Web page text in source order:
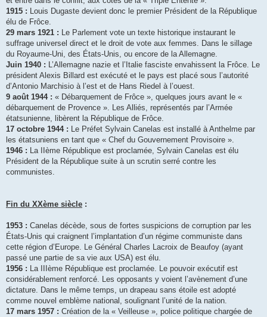
1915 : Louis Dugaste devient donc le premier Président de la République
élu de Frôce.
29 mars 1921 : Le Parlement vote un texte historique instaurant le
suffrage universel direct et le droit de vote aux femmes. Dans le sillage
du Royaume-Uni, des États-Unis, ou encore de la Allemagne.
Juin 1940 : L’Allemagne nazie et l’Italie fasciste envahissent la Frôce. Le
président Alexis Billard est exécuté et le pays est placé sous l’autorité
d’Antonio Marchisio à l’est et de Hans Riedel à l’ouest.
9 août 1944 : « Débarquement de Frôce », quelques jours avant le «
débarquement de Provence ». Les Alliés, représentés par l’Armée
étatsunienne, libèrent la République de Frôce.
17 octobre 1944 : Le Préfet Sylvain Canelas est installé à Anthelme par
les étatsuniens en tant que « Chef du Gouvernement Provisoire ».
1946 : La IIème République est proclamée, Sylvain Canelas est élu
Président de la République suite à un scrutin serré contre les
communistes.
Fin du XXème siècle :
1953 : Canelas décède, sous de fortes suspicions de corruption par les
États-Unis qui craignent l’implantation d’un régime communiste dans
cette région d’Europe. Le Général Charles Lacroix de Beaufoy (ayant
passé une partie de sa vie aux USA) est élu.
1956 : La IIIème République est proclamée. Le pouvoir exécutif est
considérablement renforcé. Les opposants y voient l’avènement d’une
dictature. Dans le même temps, un drapeau sans étoile est adopté
comme nouvel emblème national, soulignant l’unité de la nation.
17 mars 1957 : Création de la « Veilleuse », police politique chargée de